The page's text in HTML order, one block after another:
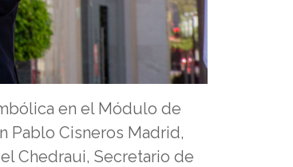
en el Módulo de
Pablo Cisneros Madrid,
Chedraui, Secretario de